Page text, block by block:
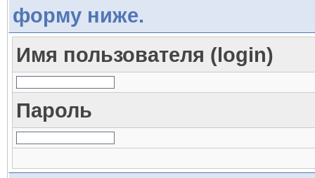
форму ниже.
Имя пользователя (login)
Пароль